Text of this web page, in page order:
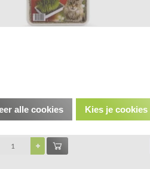
stuk
alle cookies Kies je cookies